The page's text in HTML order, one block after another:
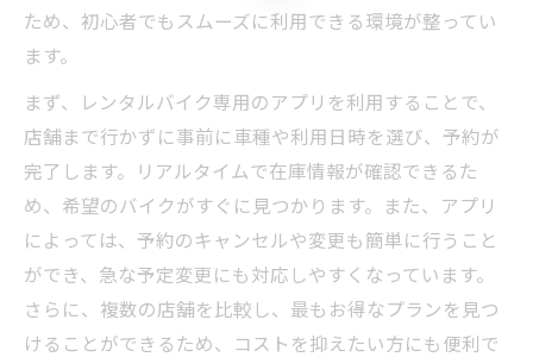
ため、初心者でもスムーズに利用できる環境が整ってい
ます。
まず、レンタルバイク専用のアプリを利用することで、
店舗まで行かずに事前に車種や利用日時を選び、予約が
完了します。リアルタイムで在庫情報が確認できるた
め、希望のバイクがすぐに見つかります。また、アプリ
によっては、予約のキャンセルや変更も簡単に行うこと
ができ、急な予定変更にも対応しやすくなっています。
さらに、複数の店舗を比較し、最もお得なプランを見つ
けることができるため、コストを抑えたい方にも便利で